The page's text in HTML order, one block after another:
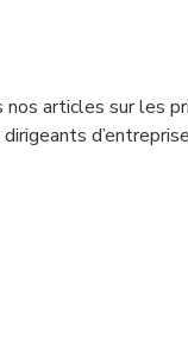
articles sur les